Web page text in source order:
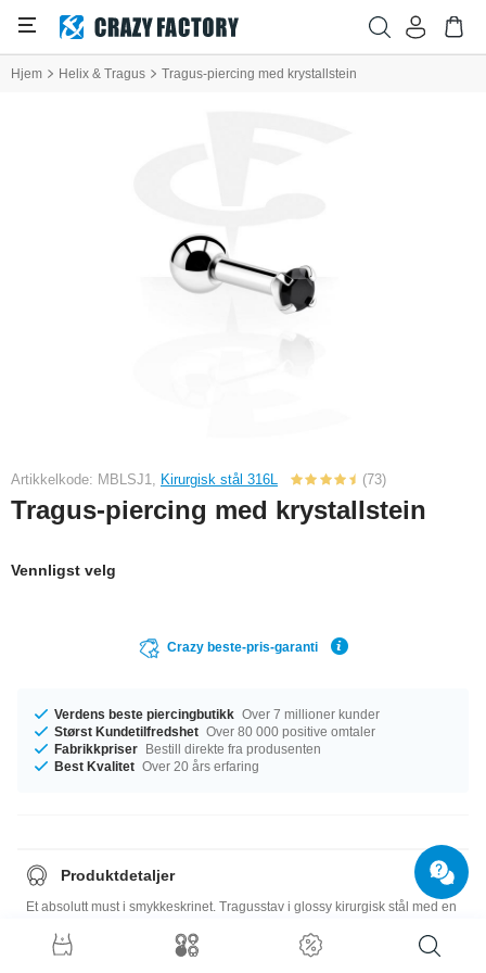
Hjem Helix & Tragus Tragus-piercing med krystallstein
Artikkelkode: MBLSJ1, Kirurgisk stål 316L (73)
Tragus-piercing med krystallstein
Vennligst velg
Crazy beste-pris-garanti
Verdens beste piercingbutikk Over 7 millioner kunder
Størst Kundetilfredshet Over 80 000 positive omtaler
Fabrikkpriser Bestill direkte fra produsenten
Best Kvalitet Over 20 års erfaring
Produktdetaljer
Et absolutt must i smykkeskrinet. Tragusstav i glossy kirurgisk stål med en